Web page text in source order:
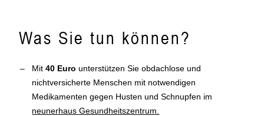
Was Sie tun können?
Mit40 Euro unterstützen Sieobdachlose und
nichtversicherte Menschen mit notwendigen
Medikamenten gegen Husten und Schnupfen im
neunerhaus Gesundheitszentrum.